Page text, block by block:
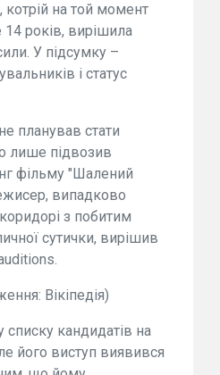
на той момент
років, вирішила
У підсумку –
і статус
планував стати
лише підвозив
фільму "Шалений
випадково
з побитим
сутички, вирішив
Вікіпедія)
кандидатів на
його виступ виявився